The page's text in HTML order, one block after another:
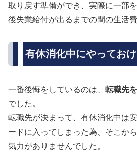
取り戻す準備ができ、実際に一部
後失業給付が出るまでの間の生活
有休消化中にやってお
一番後悔をしているのは、 転職先
でした。
転職先が決まって、有休消化中は
ードに入ってしまった為、そこか
気力がありませんでした。